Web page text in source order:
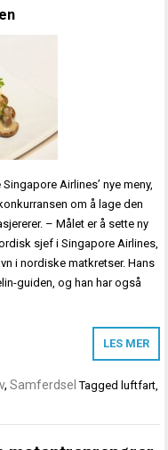
Airlines’ nye meny,
om å lage den
– Målet er å sette ny
sjef i Singapore Airlines,
i nordiske matkretser. Hans
guiden, og han har også
LES MER
,Samferdsel Tagged luftfart,